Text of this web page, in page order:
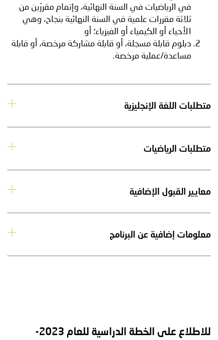
في الرياضيات في السنة النهائية، وإتمام مقررَين من
ثلاثة مقررات علمية في السنة النهائية بنجاح، وهي
الأحياء أو الكيمياء أو الفيزياء؛ أو
دبلوم قابلة مسجلة، أو قابلة مشاركة مرخصة، أو قابلة
مساعدة/عملية مرخصة.
متطلبات اللغة الإنجليزية
متطلبات الرياضيات
معايير القبول الإضافية
معلومات إضافية عن البرنامج
للاطلاع على الخطة الدراسية للعام 2023-